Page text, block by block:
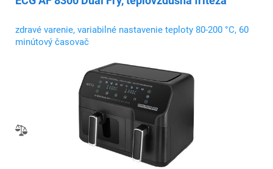
zdravé varenie, variabilné nastavenie teploty 80-200 °C, 60
minútový časovač